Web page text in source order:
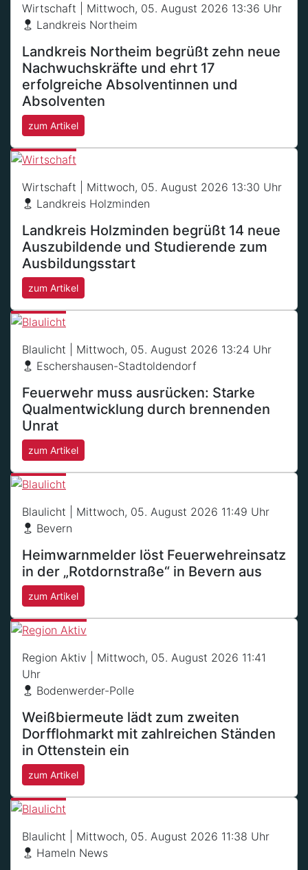
Wirtschaft
| Mittwoch, 05. August 2026 13:36 Uhr
Landkreis Northeim
Landkreis Northeim begrüßt zehn neue
Nachwuchskräfte und ehrt 17
erfolgreiche Absolventinnen und
Absolventen
zum Artikel
Wirtschaft
| Mittwoch, 05. August 2026 13:30 Uhr
Landkreis Holzminden
Landkreis Holzminden begrüßt 14 neue
Auszubildende und Studierende zum
Ausbildungsstart
zum Artikel
Blaulicht
| Mittwoch, 05. August 2026 13:24 Uhr
Eschershausen-Stadtoldendorf
Feuerwehr muss ausrücken: Starke
Qualmentwicklung durch brennenden
Unrat
zum Artikel
Blaulicht
| Mittwoch, 05. August 2026 11:49 Uhr
Bevern
Heimwarnmelder löst Feuerwehreinsatz
in der „Rotdornstraße“ in Bevern aus
zum Artikel
Region Aktiv
| Mittwoch, 05. August 2026 11:41
Uhr
Bodenwerder-Polle
Weißbiermeute lädt zum zweiten
Dorfflohmarkt mit zahlreichen Ständen
in Ottenstein ein
zum Artikel
Blaulicht
| Mittwoch, 05. August 2026 11:38 Uhr
Hameln News